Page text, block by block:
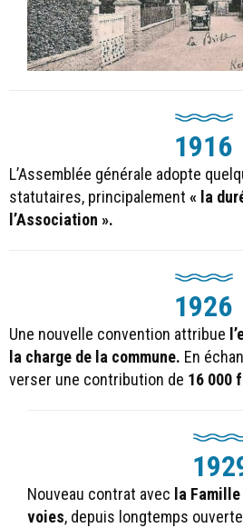
1916
L’Assemblée générale adopte
statutaires, principalement « la
l’Association ».
1926
Une nouvelle convention attribue
la charge de la commune. En
verser une contribution de 16 000
Nouveau contrat avec la
voies, depuis longtemps